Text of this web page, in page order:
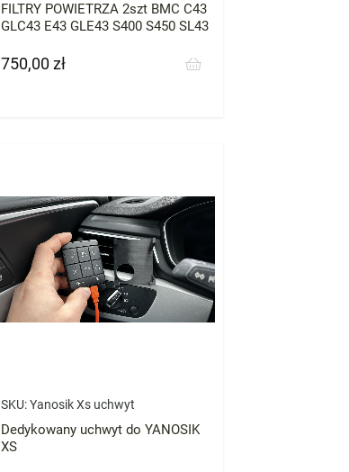
FILTRY POWIETRZA 2szt BMC C43
GLC43 E43 GLE43 S400 S450 SL43
Cena
750,00 zł
SKU: Yanosik Xs uchwyt
Dedykowany uchwyt do YANOSIK
XS